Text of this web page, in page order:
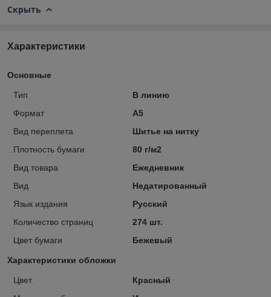
Скрыть
Характеристики
Основные
Тип
В линию
Формат
A5
Вид переплета
Шитье на нитку
Плотность бумаги
80 г/м2
Вид товара
Ежедневник
Вид
Недатированный
Язык издания
Русский
Количество страниц
274 шт.
Цвет бумаги
Бежевый
Характеристики обложки
Цвет
Красный